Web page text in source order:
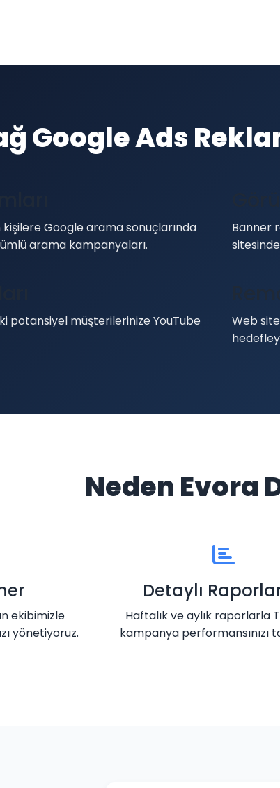
Google Ads
Google arama sonuçlarında
arama kampanyaları.
Banner
potansiyel müşterilerinize YouTube
Web
Neden Evora
ekibimizle
yönetiyoruz.
Detaylı
Haftalık ve aylık raporlarla
kampanya performansınızı